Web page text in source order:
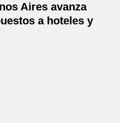
Aires avanza
a hoteles y